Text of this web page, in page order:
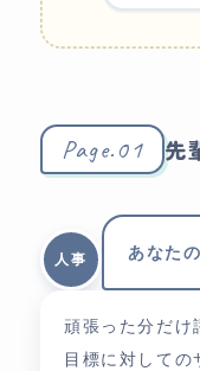
Page.01 先
人事 あなた
頑張った分だけ
目標に対しての